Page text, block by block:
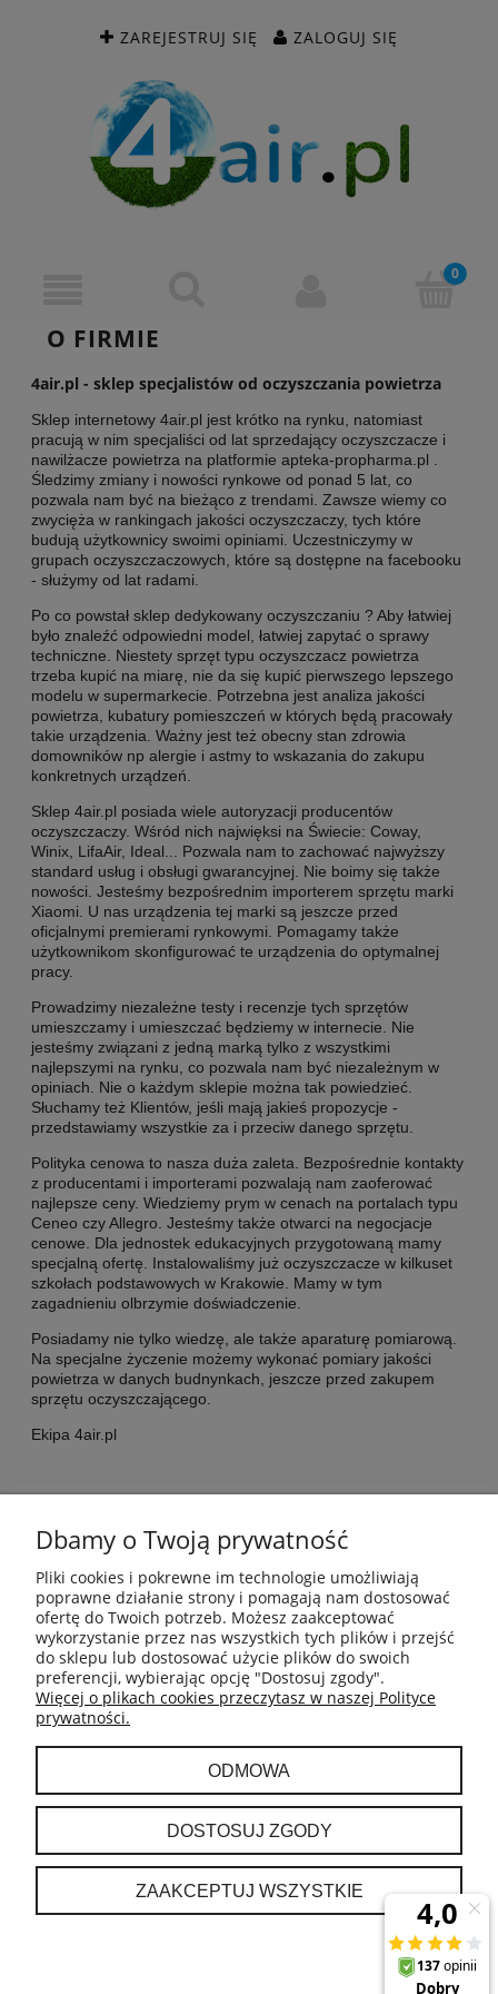
ZAREJESTRUJ SIĘ ZALOGUJ SIĘ
O FIRMIE
4air.pl - sklep specjalistów od oczyszczania powietrza
Sklep internetowy 4air.pl jest krótko na rynku, natomiast
pracują w nim specjaliści od lat sprzedający oczyszczacze i
nawilżacze powietrza na platformie apteka-propharma.pl .
Śledzimy zmiany i nowości rynkowe od ponad 5 lat, co
pozwala nam być na bieżąco z trendami. Zawsze wiemy co
zwycięża w rankingach jakości oczyszczaczy, tych które
budują użytkownicy swoimi opiniami. Uczestniczymy w
grupach oczyszczaczowych, które są dostępne na facebooku
- służymy od lat radami.
Po co powstał sklep dedykowany oczyszczaniu ? Aby łatwiej
było znaleźć odpowiedni model, łatwiej zapytać o sprawy
techniczne. Niestety sprzęt typu oczyszczacz powietrza
trzeba kupić na miarę, nie da się kupić pierwszego lepszego
modelu w supermarkecie. Potrzebna jest analiza jakości
powietrza, kubatury pomieszczeń w których będą pracowały
takie urządzenia. Ważny jest też obecny stan zdrowia
domowników np alergie i astmy to wskazania do zakupu
konkretnych urządzeń.
Sklep 4air.pl posiada wiele autoryzacji producentów
oczyszczaczy. Wśród nich najwięksi na Świecie: Coway,
Winix, LifaAir, Ideal... Pozwala nam to zachować najwyższy
standard usług i obsługi gwarancyjnej. Nie boimy się także
nowości. Jesteśmy bezpośrednim importerem sprzętu marki
Xiaomi. U nas urządzenia tej marki są jeszcze przed
oficjalnymi premierami rynkowymi. Pomagamy także
użytkownikom skonfigurować te urządzenia do optymalnej
pracy.
Prowadzimy niezależne testy i recenzje tych sprzętów
umieszczamy i umieszczać będziemy w internecie. Nie
jesteśmy związani z jedną marką tylko z wszystkimi
najlepszymi na rynku, co pozwala nam być niezależnym w
opiniach. Nie o każdym sklepie można tak powiedzieć.
Słuchamy też Klientów, jeśli mają jakieś propozycje -
przedstawiamy wszystkie za i przeciw danego sprzętu.
Polityka cenowa to nasza duża zaleta. Bezpośrednie kontakty
z producentami i importerami pozwalają nam zaoferować
najlepsze ceny. Wiedziemy prym w cenach na portalach typu
Ceneo czy Allegro. Jesteśmy także otwarci na negocjacje
cenowe. Dla jednostek edukacyjnych przygotowaną mamy
specjalną ofertę. Instalowaliśmy już oczyszczacze w kilkuset
szkołach podstawowych w Krakowie. Mamy w tym
zagadnieniu olbrzymie doświadczenie.
Posiadamy nie tylko wiedzę, ale także aparaturę pomiarową.
Na specjalne życzenie możemy wykonać pomiary jakości
powietrza w danych budnynkach, jeszcze przed zakupem
sprzętu oczyszczającego.
Ekipa 4air.pl
INFORMACJE
PŁATNOŚCI I DOSTAWA
GWARANCJA I ZWROTY
MOJE KONTO
O NAS
Dbamy o Twoją prywatność
Pliki cookies i pokrewne im technologie umożliwiają
poprawne działanie strony i pomagają nam dostosować
ofertę do Twoich potrzeb. Możesz zaakceptować
wykorzystanie przez nas wszystkich tych plików i przejść
do sklepu lub dostosować użycie plików do swoich
preferencji, wybierając opcję "Dostosuj zgody".
Więcej o plikach cookies przeczytasz w naszej Polityce
prywatności.
ODMOWA
DOSTOSUJ ZGODY
ZAAKCEPTUJ WSZYSTKIE